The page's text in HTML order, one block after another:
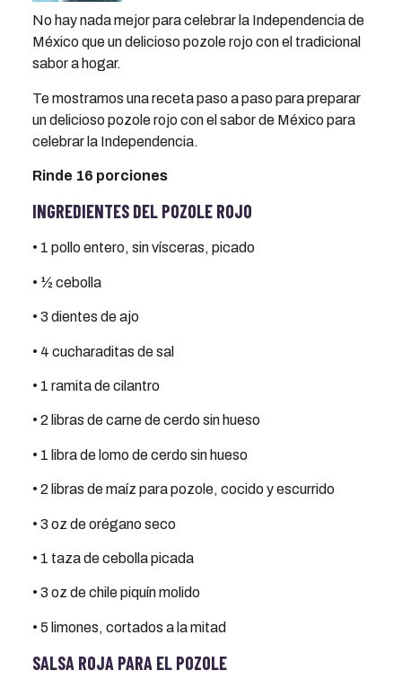
No hay nada mejor para celebrar la Independencia de
México que un delicioso pozole rojo con el tradicional
sabor a hogar.
Te mostramos una receta paso a paso para preparar
un delicioso pozole rojo con el sabor de México para
celebrar la Independencia.
Rinde 16 porciones
INGREDIENTES DEL POZOLE ROJO
• 1 pollo entero, sin vísceras, picado
• ½ cebolla
• 3 dientes de ajo
• 4 cucharaditas de sal
• 1 ramita de cilantro
• 2 libras de carne de cerdo sin hueso
• 1 libra de lomo de cerdo sin hueso
• 2 libras de maíz para pozole, cocido y escurrido
• 3 oz de orégano seco
• 1 taza de cebolla picada
• 3 oz de chile piquín molido
• 5 limones, cortados a la mitad
SALSA ROJA PARA EL POZOLE